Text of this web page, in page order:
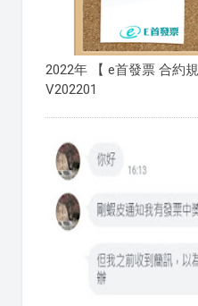
2022年 【 e首發票 合約
V202201